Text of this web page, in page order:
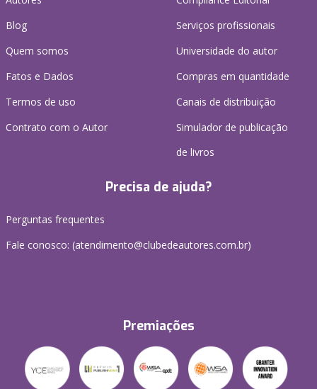
Blog
Quem somos
Fatos e Dados
Termos de uso
Contrato com o Autor
Serviços profissionais
Universidade do autor
Compras em quantidade
Canais de distribuição
Simulador de publicação
de livros
Precisa de ajuda?
Perguntas frequentes
Fale conosco: (atendimento@clubedeautores.com.br)
Premiações